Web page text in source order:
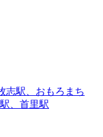
志駅、おもろまち
、首里駅